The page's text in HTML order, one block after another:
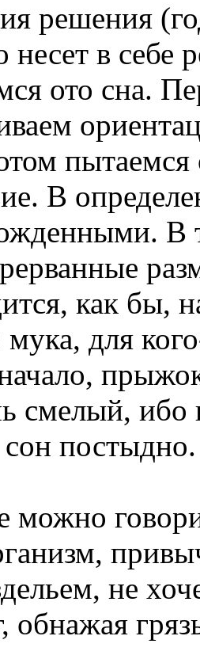
решения
несет в
ото сна.
пытаемся
В
В
как бы,
для
смелый,
сон постыдно.
можно
не
обнажая